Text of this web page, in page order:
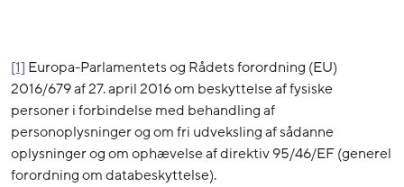
[1] Europa-Parlamentets og Rådets forordning (EU)
2016/679 af 27. april 2016 om beskyttelse af fysiske
personer i forbindelse med behandling af
personoplysninger og om fri udveksling af sådanne
oplysninger og om ophævelse af direktiv 95/46/EF (generel
forordning om databeskyttelse).